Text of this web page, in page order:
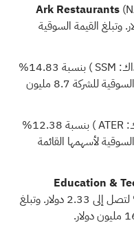
ليصل إلى 8.1 دولار. وتبلغ القيمة السوقية
SSM
) بنسبة 14.83%
ليصل إلى 6.89 دولار. وتبلغ القيمة السوقية للشركة 8.7 مليون
ATER
) بنسبة 12.38%
السوقية لأسهمها القائمة
) بنسبة 12.01% لتصل إلى 2.33 دولار. وتبلغ